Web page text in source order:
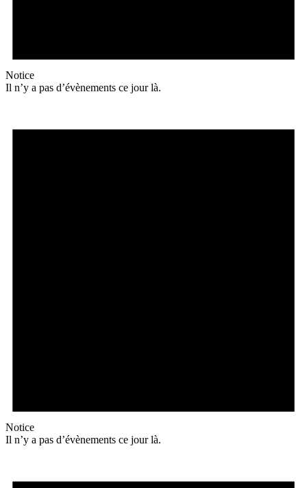
Notice
Il n’y a pas d’évènements ce jour là.
Notice
Il n’y a pas d’évènements ce jour là.